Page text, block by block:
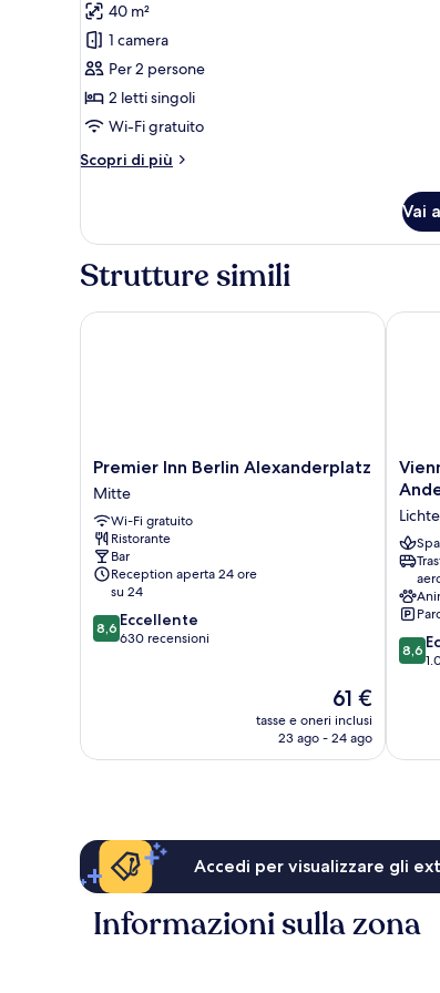
per
Monolocale
recensioni)
40 m²
1 camera
Per 2 persone
2 letti singoli
Wi-Fi gratuito
Scopri di più
Altri
Vai
Strutture simili
Premier
Inn
Berlin
Alexanderplatz
Mitte
Premier Inn Berlin Alexanderplatz
Mitte
Wi-Fi gratuito
Ristorante
Bar
Reception aperta 24 ore
su 24
8.6
su
8,6 Eccellente
630 recensioni
Il
prezzo
attuale
61 €
tasse e oneri inclusi
23 ago - 24 ago
Premier Inn Berlin Alexanderplatz
Andel's
Berlin
Spa
8.6
su
8,6
Accedi per visualizzare gli
Informazioni sulla zona